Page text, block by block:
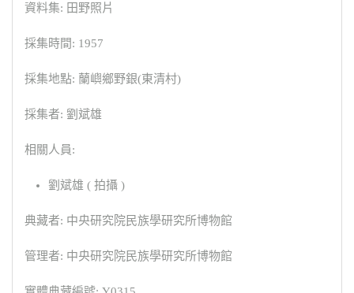
資料集: 田野照片
採集時間: 1957
採集地點: 蘭嶼鄉野銀(東清村)
採集者: 劉斌雄
相關人員:
劉斌雄 ( 拍攝 )
典藏者: 中央研究院民族學研究所博物館
管理者: 中央研究院民族學研究所博物館